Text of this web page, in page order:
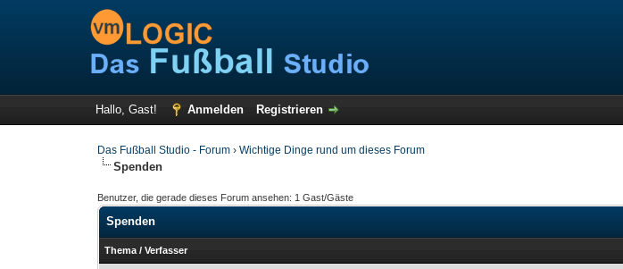
Hallo, Gast! Anmelden Registrieren
Das Fußball Studio - Forum ›Wichtige Dinge rund um dieses Forum
Spenden
Benutzer, die gerade dieses Forum ansehen: 1 Gast/Gäste
Spenden
Thema /Verfasser